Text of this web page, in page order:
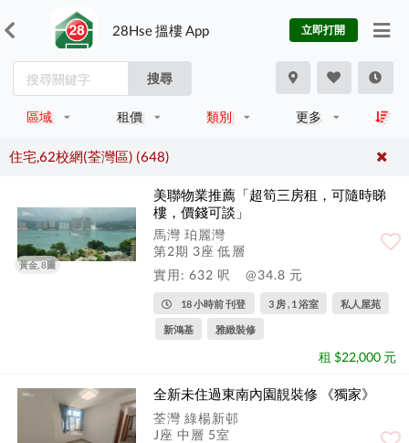
28Hse 搵樓 App 立即打開
搜尋
區域 租價 類別 更多
住宅,62校網(荃灣區) (648)
黃金, 8圖
美聯物業推薦「超筍三房租，可隨時睇
樓，價錢可談」
馬灣 珀麗灣
第2期 3座 低層
實用: 632 呎
@34.8 元
18 小時前 刊登 3 房 , 1 浴室 私人屋苑
新鴻基 雅緻裝修
租 $22,000 元
全新未住過東南內園靚裝修 《獨家》
荃灣 綠楊新邨
J座 中層 5室